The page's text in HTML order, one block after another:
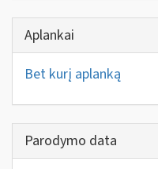
Aplankai
Bet kurį aplanką
Parodymo data